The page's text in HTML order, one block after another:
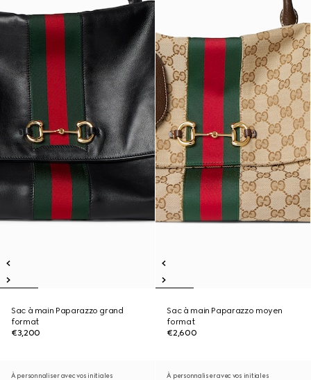
Sac à main Paparazzo grand
format
€3,200
Sac à main Paparazzo moyen
format
€2,600
À personnaliser avec vos initiales À personnaliser avec vos initiales